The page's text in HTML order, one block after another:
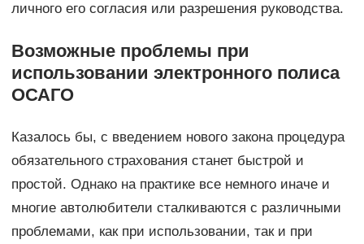
личного его согласия или разрешения руководства.
Возможные проблемы при
использовании электронного полиса
ОСАГО
Казалось бы, с введением нового закона процедура
обязательного страхования станет быстрой и
простой. Однако на практике все немного иначе и
многие автолюбители сталкиваются с различными
проблемами, как при использовании, так и при